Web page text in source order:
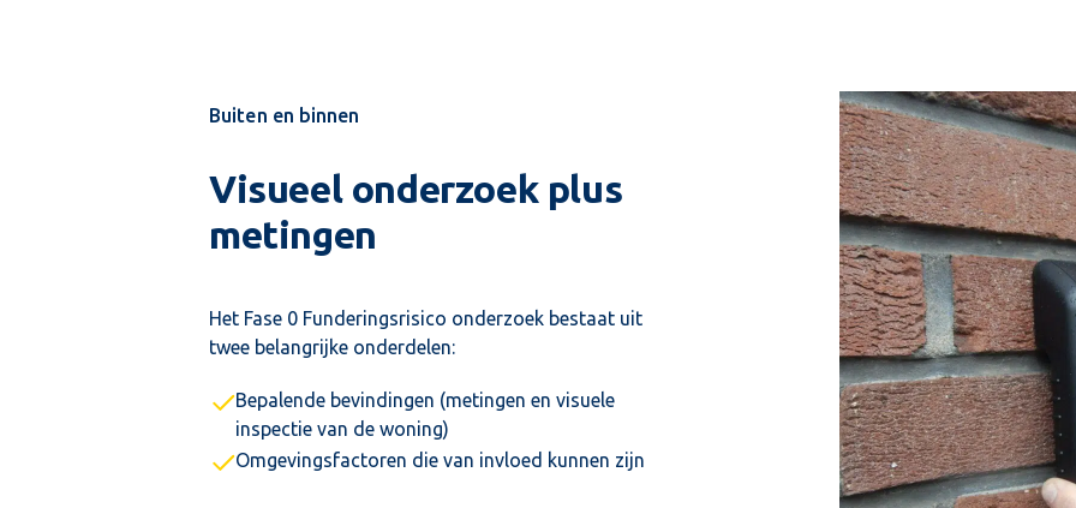
Buiten en binnen
Visueel onderzoek plus
metingen
Het Fase 0 Funderingsrisico onderzoek bestaat uit
twee belangrijke onderdelen:
Bepalende bevindingen (metingen en visuele
inspectie van de woning)
Omgevingsfactoren die van invloed kunnen zijn